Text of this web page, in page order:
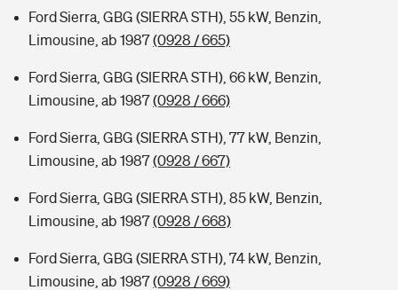
Ford Sierra, GBG (SIERRA STH), 55 kW, Benzin,
Limousine, ab 1987(0928 / 665)
Ford Sierra, GBG (SIERRA STH), 66 kW, Benzin,
Limousine, ab 1987(0928 / 666)
Ford Sierra, GBG (SIERRA STH), 77 kW, Benzin,
Limousine, ab 1987(0928 / 667)
Ford Sierra, GBG (SIERRA STH), 85 kW, Benzin,
Limousine, ab 1987(0928 / 668)
Ford Sierra, GBG (SIERRA STH), 74 kW, Benzin,
Limousine, ab 1987(0928 / 669)